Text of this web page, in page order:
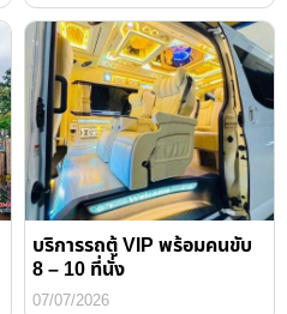
บริการรถตู้ VIP พร้อมคนขับ
8 – 10 ที่นั่ง
07/07/2026